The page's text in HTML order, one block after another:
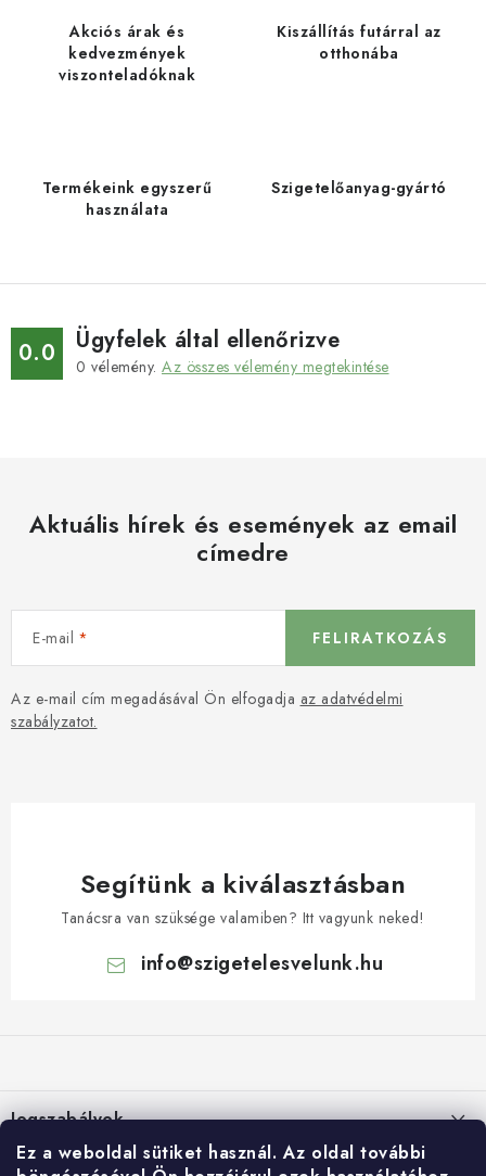
Ez a weboldal sütiket használ. Az oldal további
Akciós árak és
kedvezmények
viszonteladóknak
Kiszállítás futárral az
otthonába
Termékeink egyszerű
használata
Szigetelőanyag-gyártó
0.0 Ügyfelek által ellenőrizve
0 vélemény. Az összes vélemény megtekintése
Aktuális hírek és események az email
címedre
E-mail
Az e-mail cím megadásával Ön elfogadja az adatvédelmi
szabályzatot.
FELIRATKOZÁS
Segítünk a kiválasztásban
Tanácsra van szüksége valamiben? Itt vagyunk neked!
info@szigetelesvelunk.hu
l
é Jogszabályok
Suti (cookie) szabalyzat